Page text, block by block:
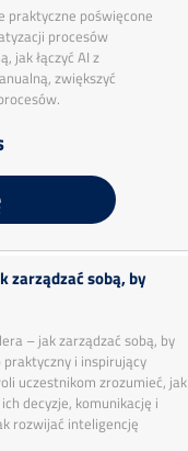
praktyczne poświęcone
procesów
jak łączyć AI z
zwiększyć
zarządzać sobą, by
– jak zarządzać sobą, by
i inspirujący
uczestnikom zrozumieć, jak
decyzje, komunikację i
rozwijać inteligencję